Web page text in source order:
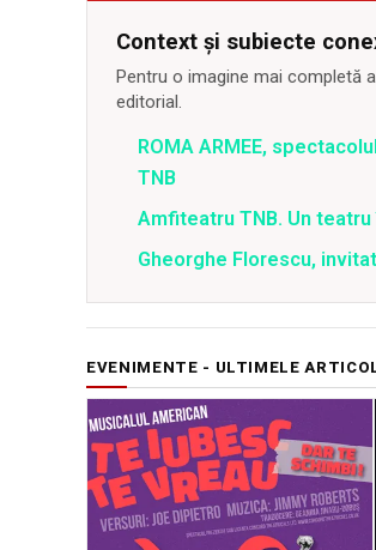
Context și subiecte
Pentru o imagine mai completă
editorial.
ROMA ARMEE,
TNB
Amfiteatru TNB. Un
Gheorghe Florescu,
EVENIMENTE - ULTIMELE